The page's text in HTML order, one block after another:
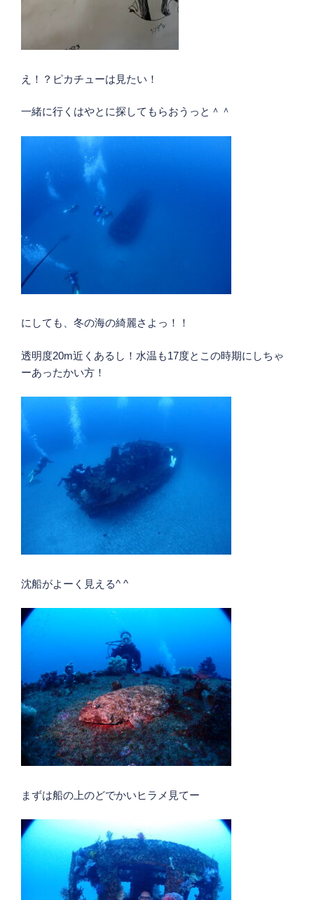
え！？ピカチューは見たい！
一緒に行くはやとに探してもらおうっと＾＾
にしても、冬の海の綺麗さよっ！！
透明度20m近くあるし！水温も17度とこの時期にしちゃ
ーあったかい方！
沈船がよーく見える^ ^
まずは船の上のどでかいヒラメ見てー